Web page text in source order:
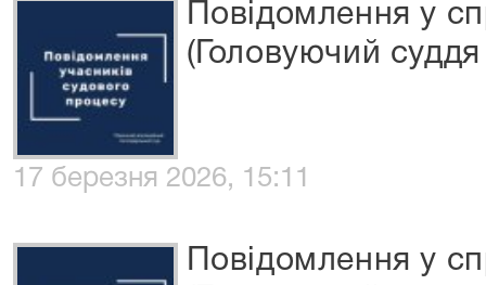
Повідомлення у
(Головуючий
17 березня 2026, 15:11
Повідомлення у